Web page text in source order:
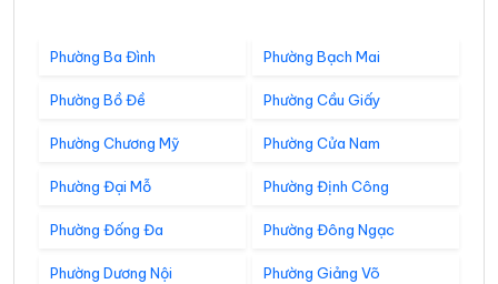
Phường Ba Đình Phường Bạch Mai
Phường Bồ Đề Phường Cầu Giấy
Phường Chương Mỹ Phường Cửa Nam
Phường Đại Mỗ Phường Định Công
Phường Đống Đa Phường Đông Ngạc
Phường Dương Nội Phường Giảng Võ